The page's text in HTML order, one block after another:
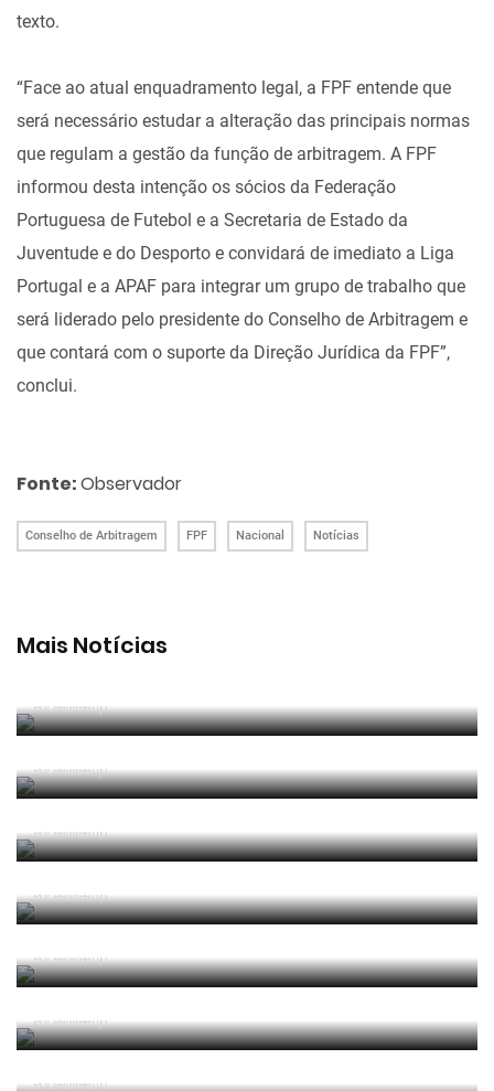
texto.
“Face ao atual enquadramento legal, a FPF entende que
será necessário estudar a alteração das principais normas
que regulam a gestão da função de arbitragem. A FPF
informou desta intenção os sócios da Federação
Portuguesa de Futebol e a Secretaria de Estado da
Juventude e do Desporto e convidará de imediato a Liga
Portugal e a APAF para integrar um grupo de trabalho que
será liderado pelo presidente do Conselho de Arbitragem e
que contará com o suporte da Direção Jurídica da FPF”,
conclui.
Fonte:Observador
Conselho de Arbitragem FPF Nacional Notícias
Mais Notícias
Por RefereeTip
João Pinheiro radiante com ida ao Mundial: «É o
Por RefereeTip
João Pinheiro nomeado pela FIFA para o Mundial
Por RefereeTip
APAF espera que câmaras corporais possam
Por RefereeTip
Vídeo: árbitro assistente ensina Calafiori a... fazer
Por RefereeTip
Sérgio Soares na final da Superfinal Europeia de
Por RefereeTip
Por RefereeTip